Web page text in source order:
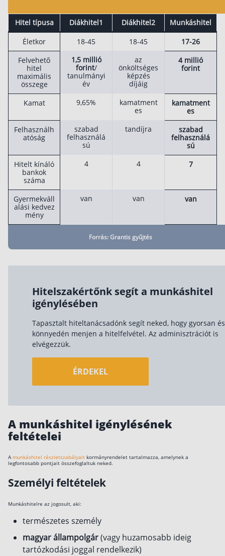
Kapcsolat
Karrier
Befektetés
Állampapír
Legjobb befektetés
Részvény vásárlás
TBSZ számla
ETF
Gyermek megtakarítás
Hitel
Vállalkozói hitel
Szabad felhasználású hitel
Babaváró hitel
Kötelező biztosítás (KGFB)
Utasbiztosítás
Minősített Fogyasztóbarát Otthonbiztosítás
útmutató
Hitel típusa Diákhitel1 Diákhitel2
Munkáshitel
Életkor
18-45 18-45
17-26
Felvehető
hitel
maximális
összege
1,5 millió
forint/
tanulmányi
év
az
önköltséges
képzés
díjáig
4 millió
forint
Kamat 9,65%
kamatment
es
kamatment
es
Felhasználh
atóság
szabad
felhasználá
sú
tandíjra
szabad
felhasználá
sú
Hitelt kínáló
bankok
száma
4 4 7
Gyermekváll
alási kedvez
mény
van van van
Forrás: Grantis gyűjtés
Hitelszakértőnk segít a munkáshitel
igénylésében
Tapasztalt hiteltanácsadónk segít neked, hogy gyorsan és
könnyedén menjen a hitelfelvétel. Az adminisztrációt is
elvégezzük.
ÉRDEKEL
A munkáshitel igénylésének
feltételei
A munkáshitel részletszabályait kormányrendelet tartalmazza, amelynek a
legfontosabb pontjait összefoglaltuk neked.
Személyi feltételek
Munkáshitelre az jogosult, aki:
természetes személy
magyar állampolgár(vagy huzamosabb ideig
tartózkodási joggal rendelkezik)